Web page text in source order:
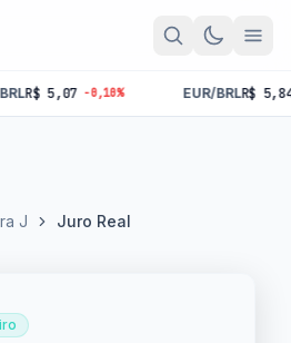
5,07 -0,10% EUR/BRLR$ 5,84 -
J Juro Real